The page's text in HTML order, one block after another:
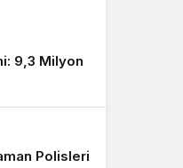
9,3 Milyon
Polisleri